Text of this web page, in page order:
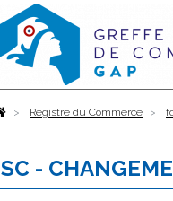
AccueilRegistre du Commerce
SC -